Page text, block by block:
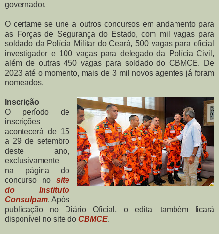
governador.
O certame se une a outros concursos em andamento para
as Forças de Segurança do Estado, com mil vagas para
soldado da Polícia Militar do Ceará, 500 vagas para oficial
investigador e 100 vagas para delegado da Polícia Civil,
além de outras 450 vagas para soldado do CBMCE. De
2023 até o momento, mais de 3 mil novos agentes já foram
nomeados.
Inscrição
O período de
inscrições
acontecerá de 15
a 29 de setembro
deste ano,
exclusivamente
na página do
concurso nosite
do Instituto
Consulpam. Após
publicação no Diário Oficial, o edital também ficará
disponível no site do CBMCE.